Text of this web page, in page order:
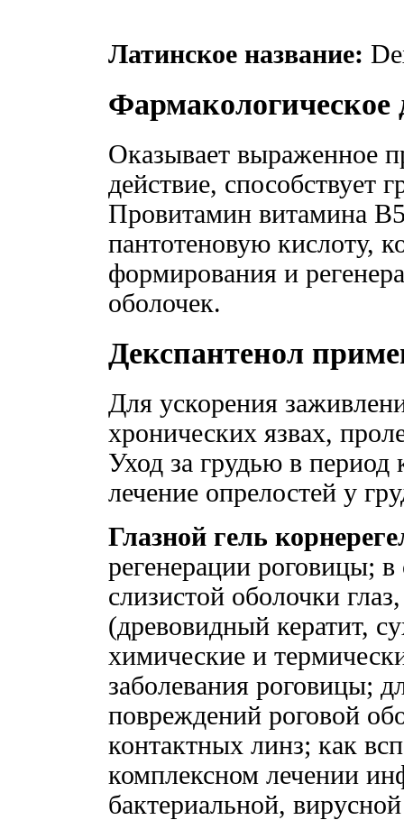
Латинское название:
Фармакологическое
Оказывает выраженное
действие, способствует
Провитамин витамина
пантотеновую кислоту,
формирования и
оболочек.
Декспантенол
Для ускорения
хронических язвах,
Уход за грудью в
лечение опрелостей у
Глазной гель
регенерации роговицы;
слизистой оболочки
(древовидный кератит,
химические и
заболевания роговицы;
повреждений роговой
контактных линз; как
комплексном лечении
бактериальной,